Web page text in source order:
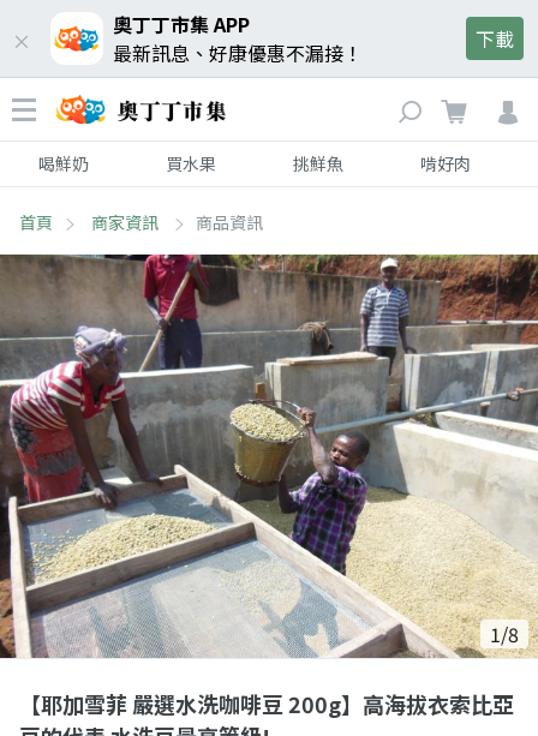
奧丁丁市集 APP
最新訊息、好康優惠不漏接！
下載
喝鮮奶 買水果 挑鮮魚 啃好肉
首頁 商家資訊 商品資訊
1/8
【耶加雪菲 嚴選水洗咖啡豆 200g】高海拔衣索比亞